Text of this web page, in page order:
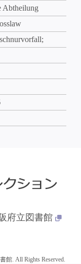
Abtheilung
府立図書館
館. All Rights Reserved.